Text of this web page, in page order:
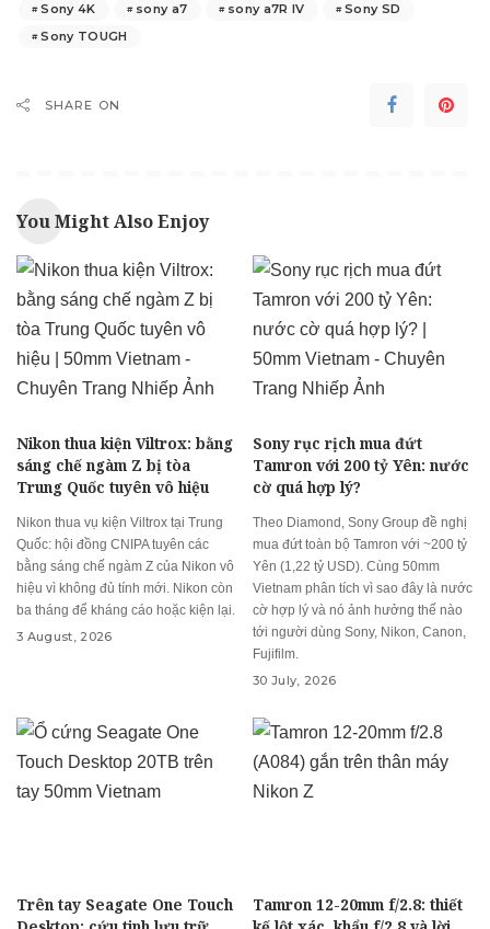
Sony 4K
sony a7 sony a7R IV
Sony SD
Sony TOUGH
SHARE ON
You Might Also Enjoy
Nikon thua kiện Viltrox: bằng
sáng chế ngàm Z bị tòa
Trung Quốc tuyên vô hiệu
Nikon thua vụ kiện Viltrox tại Trung
Quốc: hội đồng CNIPA tuyên các
bằng sáng chế ngàm Z của Nikon vô
hiệu vì không đủ tính mới. Nikon còn
ba tháng để kháng cáo hoặc kiện lại.
3 August, 2026
Sony rục rịch mua đứt
Tamron với 200 tỷ Yên: nước
cờ quá hợp lý?
Theo Diamond, Sony Group đề nghị
mua đứt toàn bộ Tamron với ~200 tỷ
Yên (1,22 tỷ USD). Cùng 50mm
Vietnam phân tích vì sao đây là nước
cờ hợp lý và nó ảnh hưởng thế nào
tới người dùng Sony, Nikon, Canon,
Fujifilm.
30 July, 2026
Trên tay Seagate One Touch
Tamron 12-20mm f/2.8: thiết